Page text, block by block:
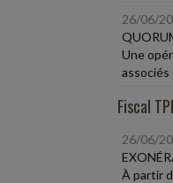
26/06/
Une
associés
Fiscal
26/06/
À partir